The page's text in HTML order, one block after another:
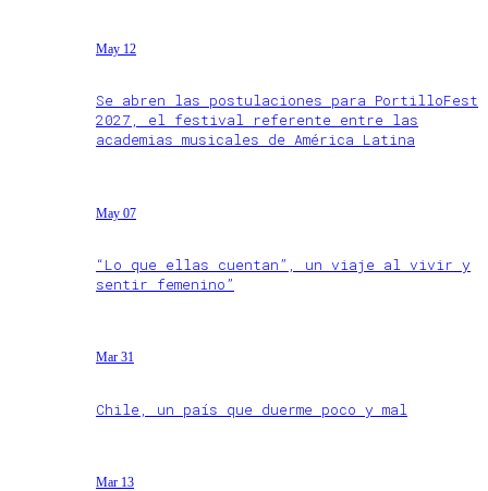
May 12
Se abren las postulaciones para PortilloFest
2027, el festival referente entre las
academias musicales de América Latina
May 07
“Lo que ellas cuentan”, un viaje al vivir y
sentir femenino”
Mar 31
Chile, un país que duerme poco y mal
Mar 13